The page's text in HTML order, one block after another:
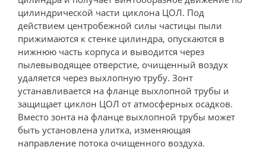
цилиндрической части циклона ЦОЛ. Под
действием центробежной силы частицы пыли
прижимаются к стенке цилиндра, опускаются в
нижнюю часть корпуса и выводится через
пылевыводящее отверстие, очищенный воздух
удаляется через выхлопную трубу. Зонт
устанавливается на фланце выхлопной трубы и
защищает циклон ЦОЛ от атмосферных осадков.
Вместо зонта на фланце выхлопной трубы может
быть установлена улитка, изменяющая
направление потока очищенного воздуха.